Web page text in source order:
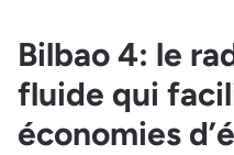
Bilbao 4: le
fluide qui
économies